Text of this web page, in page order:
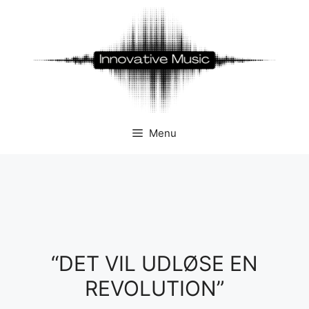
Menu
“DET VIL UDLØSE EN
REVOLUTION”